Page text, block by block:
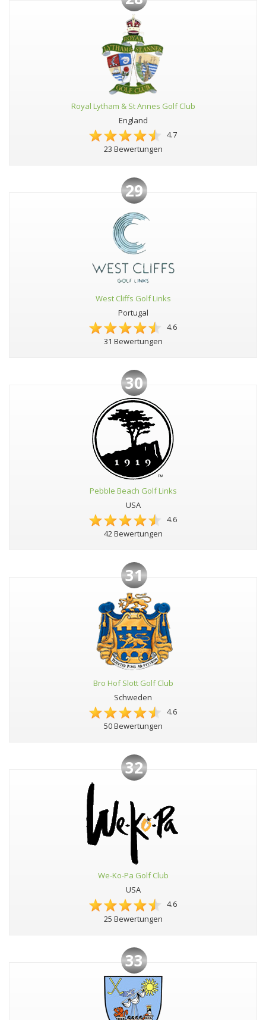
Royal Lytham & St Annes Golf Club
England
4.7
23 Bewertungen
29
West Cliffs Golf Links
Portugal
4.6
31 Bewertungen
30
Pebble Beach Golf Links
USA
4.6
42 Bewertungen
31
Bro Hof Slott Golf Club
Schweden
4.6
50 Bewertungen
32
We-Ko-Pa Golf Club
USA
4.6
25 Bewertungen
33